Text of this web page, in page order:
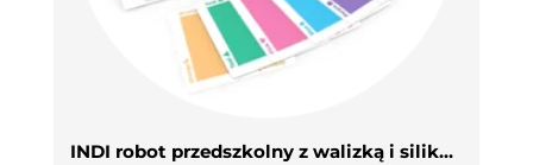
INDI robot przedszkolny z walizką i silikonowymi kartami